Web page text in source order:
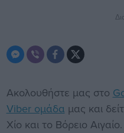
Ακολουθήστε μας στο
Viber ομάδα μας και
Χίο και το Βόρειο Αιγαίο.